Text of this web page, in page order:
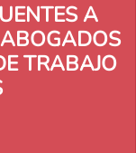
A
TRABAJO